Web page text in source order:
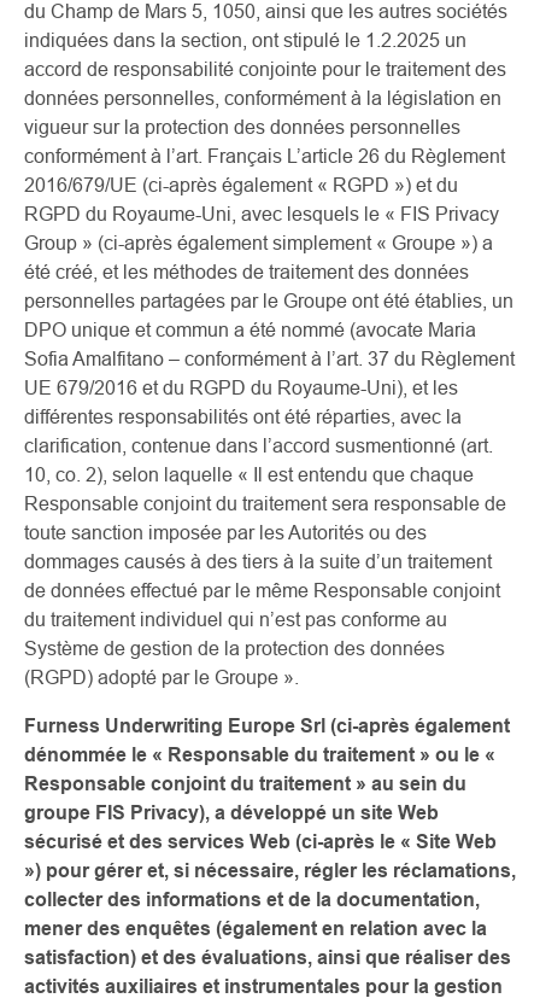
du Champ de Mars 5, 1050, ainsi que les autres sociétés
indiquées dans la section, ont stipulé le 1.2.2025 un
accord de responsabilité conjointe pour le traitement des
données personnelles, conformément à la législation en
vigueur sur la protection des données personnelles
conformément à l’art. Français L’article 26 du Règlement
2016/679/UE (ci-après également « RGPD ») et du
RGPD du Royaume-Uni, avec lesquels le « FIS Privacy
Group » (ci-après également simplement « Groupe ») a
été créé, et les méthodes de traitement des données
personnelles partagées par le Groupe ont été établies, un
DPO unique et commun a été nommé (avocate Maria
Sofia Amalfitano – conformément à l’art. 37 du Règlement
UE 679/2016 et du RGPD du Royaume-Uni), et les
différentes responsabilités ont été réparties, avec la
clarification, contenue dans l’accord susmentionné (art.
10, co. 2), selon laquelle « Il est entendu que chaque
Responsable conjoint du traitement sera responsable de
toute sanction imposée par les Autorités ou des
dommages causés à des tiers à la suite d’un traitement
de données effectué par le même Responsable conjoint
du traitement individuel qui n’est pas conforme au
Système de gestion de la protection des données
(RGPD) adopté par le Groupe ».
Furness Underwriting Europe Srl (ci-après également
dénommée le « Responsable du traitement » ou le «
Responsable conjoint du traitement » au sein du
groupe FIS Privacy), a développé un site Web
sécurisé et des services Web (ci-après le « Site Web
») pour gérer et, si nécessaire, régler les réclamations,
collecter des informations et de la documentation,
mener des enquêtes (également en relation avec la
satisfaction) et des évaluations, ainsi que réaliser des
activités auxiliaires et instrumentales pour la gestion